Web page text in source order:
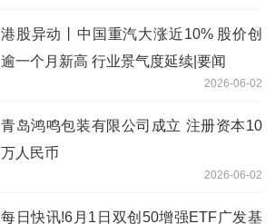
港股异动丨中国重汽大涨近10% 股价创
逾一个月新高 行业景气度延续|要闻
2026-06-02
青岛鸿鸣包装有限公司成立 注册资本10
万人民币
2026-06-02
每日快讯!6月1日双创50增强ETF广发基